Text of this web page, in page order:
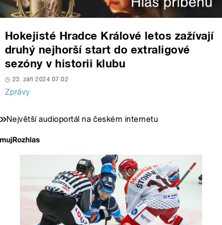
Hokejisté Hradce Králové letos zažívají
druhý nejhorší start do extraligové
sezóny v historii klubu
23. září 2024 07:02
Zprávy
Největší audioportál na českém internetu